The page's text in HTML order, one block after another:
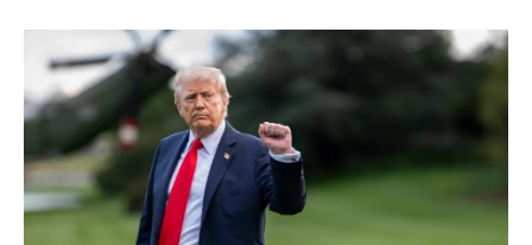
ВУЗЫ ТАТАРСТАНА
КОМУ ПРИНАДЛЕЖАТ
ТОРГОВЫЕ ЦЕНТРЫ
ТАТАРСТАНА
БЮДЖЕТ
ИНВЕСТИЦИИ
АГРОПРОМ
МАШИНОСТРОЕНИЕ
НЕФТЕХИМИЯ
НЕФТЬ
НОВОСТИ НЕДВИЖИМОСТИ
НОВОСТИ АВТО
БИЗНЕС
НОВОСТИ БИЗНЕСА
РОЗНИЧНАЯ ТОРГОВЛЯ
ТЕХНОЛОГИИ
НОВОСТИ ТЕХНОЛОГИЙ
МЕРОПРИЯТИЯ